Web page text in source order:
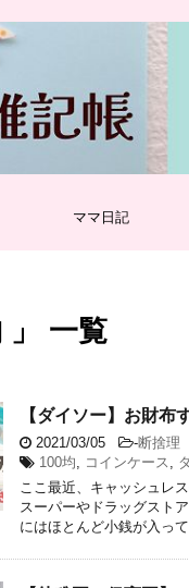
ママ日記
」 一覧
【ダイソー】お財布
2021/03/05 -断捨理
100均
コインケース
ここ最近、キャッシュレ
スーパーやドラッグスト
にはほとんど小銭が入っ